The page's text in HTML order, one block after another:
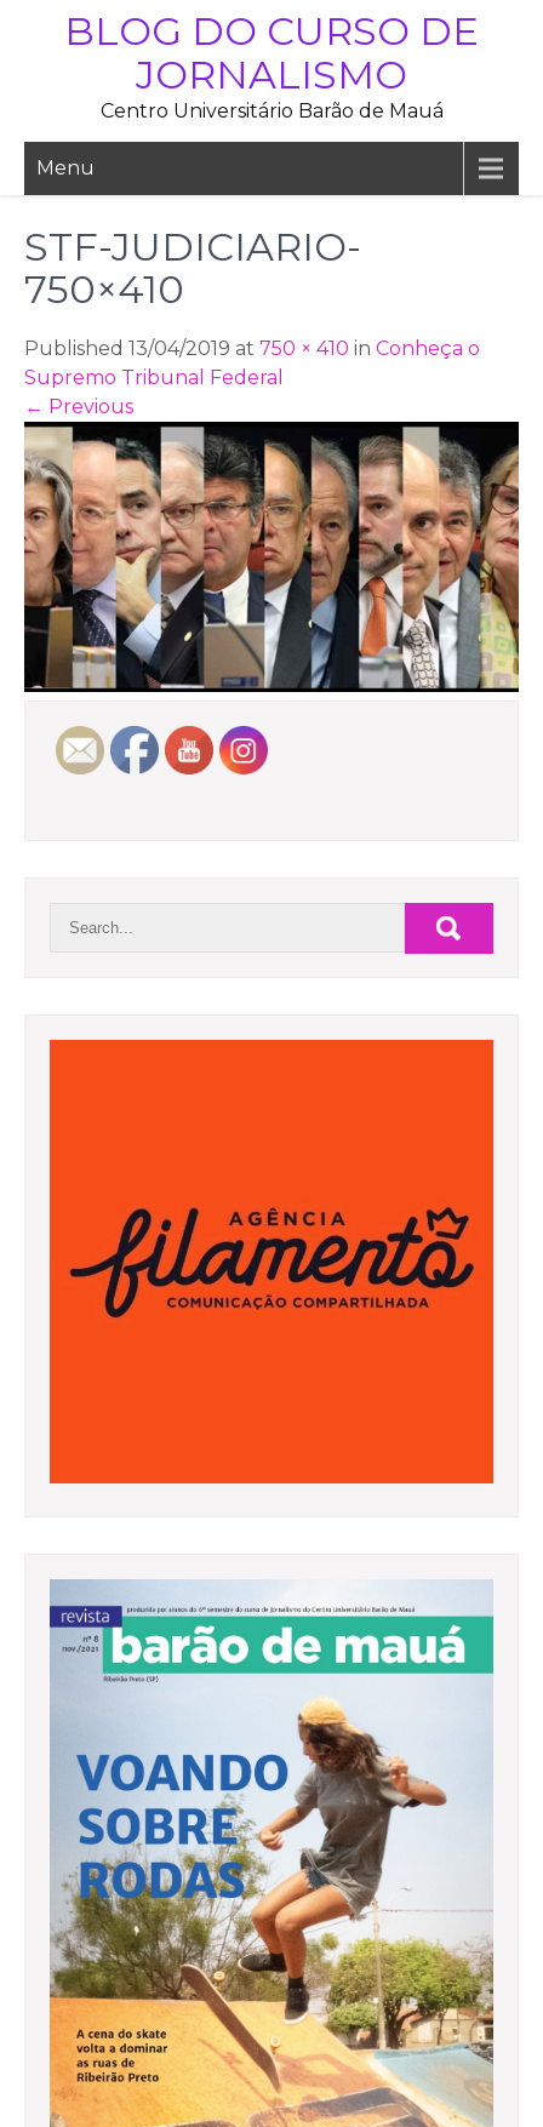
BLOG DO CURSO DE
JORNALISMO
Centro Universitário Barão de Mauá
Menu
STF-JUDICIARIO-
750×410
Published 13/04/2019 at 750 × 410 in Conheça o
Supremo Tribunal Federal
← Previous